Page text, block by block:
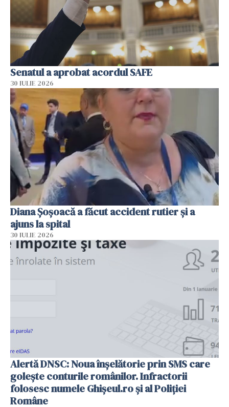
Senatul a aprobat acordul SAFE
30 IULIE 2026
Diana Șoșoacă a făcut accident rutier și a
ajuns la spital
30 IULIE 2026
Alertă DNSC: Noua înșelătorie prin SMS care
golește conturile românilor. Infractorii
folosesc numele Ghișeul.ro și al Poliției
Române